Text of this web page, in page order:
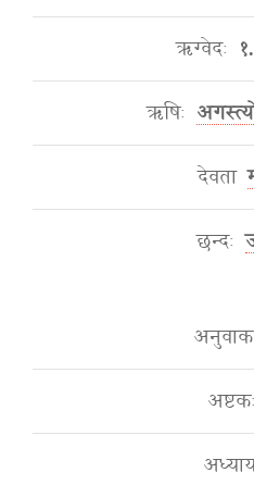
ऋग्वेदः
ऋषिः
देवता
छन्दः
अष्टकः